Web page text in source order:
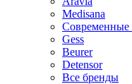
Medisana
Современные
Gess
Beurer
Detensor
Все бренды